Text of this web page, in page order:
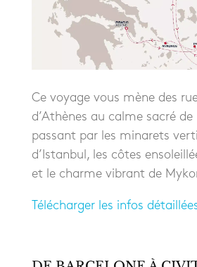
Ce voyage vous mène des
d’Athènes au calme sacré de
passant par les minarets
d’Istanbul, les côtes
et le charme vibrant de
Télécharger les infos